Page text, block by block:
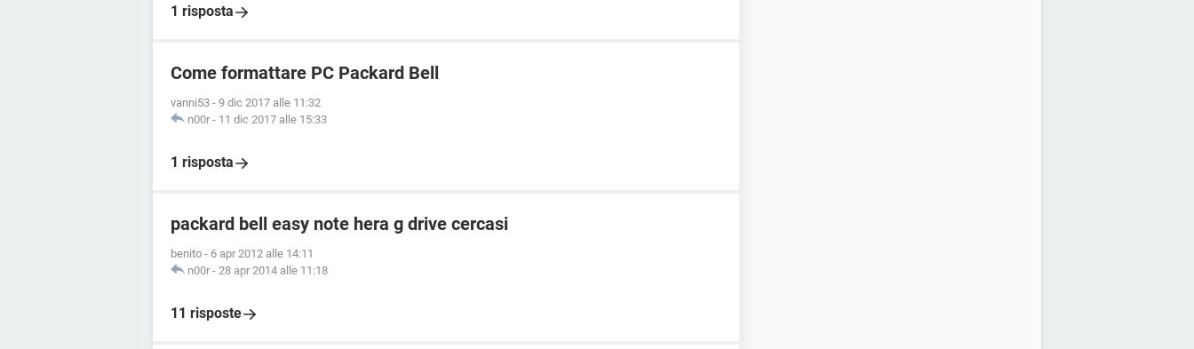
1 risposta
Come formattare PC Packard Bell
vanni53 - 9 dic 2017 alle 11:32
n00r - 11 dic 2017 alle 15:33
1 risposta
packard bell easy note hera g drive cercasi
benito - 6 apr 2012 alle 14:11
n00r - 28 apr 2014 alle 11:18
11 risposte